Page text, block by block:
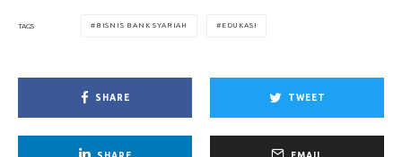
TAGS BISNIS BANK SYARIAH EDUKASI
SHARE TWEET